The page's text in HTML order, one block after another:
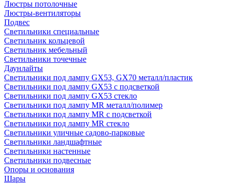
Люстры потолочные
Люстры-вентиляторы
Подвес
Светильники специальные
Светильник кольцевой
Светильник мебельный
Светильники точечные
Даунлайты
Светильники под лампу GX53, GX70 металл/пластик
Светильники под лампу GX53 с подсветкой
Светильники под лампу GX53 стекло
Светильники под лампу MR металл/полимер
Светильники под лампу MR с подсветкой
Светильники под лампу MR стекло
Светильники уличные садово-парковые
Светильники ландшафтные
Светильники настенные
Светильники подвесные
Опоры и основания
Шары